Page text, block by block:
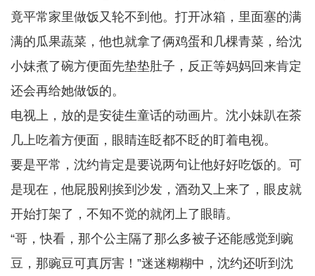
竟平常家里做饭又轮不到他。打开冰箱，里面塞的满
满的瓜果蔬菜，他也就拿了俩鸡蛋和几棵青菜，给沈
小妹煮了碗方便面先垫垫肚子，反正等妈妈回来肯定
还会再给她做饭的。
电视上，放的是安徒生童话的动画片。沈小妹趴在茶
几上吃着方便面，眼睛连眨都不眨的盯着电视。
要是平常，沈约肯定是要说两句让他好好吃饭的。可
是现在，他屁股刚挨到沙发，酒劲又上来了，眼皮就
开始打架了，不知不觉的就闭上了眼睛。
“哥，快看，那个公主隔了那么多被子还能感觉到豌
豆，那豌豆可真厉害！”迷迷糊糊中，沈约还听到沈